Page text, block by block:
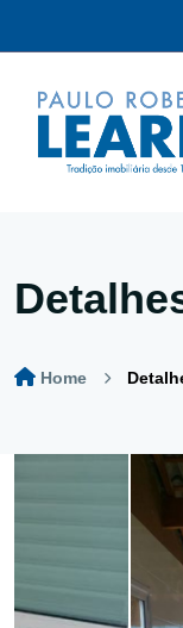
Home